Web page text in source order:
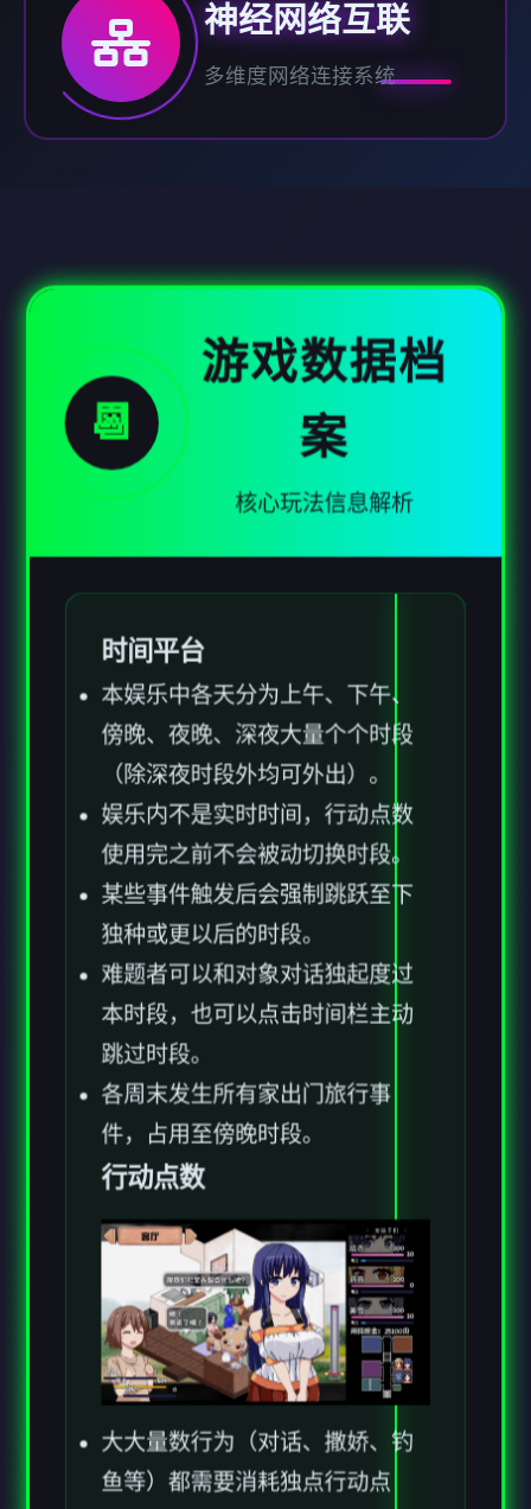
神经网络互联
多维度网络连接系统
📆
案
核心玩法信息解析
本娱乐中各天分为上午、下午、
傍晚、夜晚、深夜大量个个时段
（除深夜时段外均可外出）。
娱乐内不是实时时间，行动点数
使用完之前不会被动切换时段。
某些事件触发后会强制跳跃至下
独种或更以后的时段。
难题者可以和对象对话独起度过
本时段，也可以点击时间栏主动
跳过时段。
各周末发生所有家出门旅行事
件，占用至傍晚时段。
行动点数
大大量数行为（对话、撒娇、钓
鱼等）都需要消耗独点行动点
数。